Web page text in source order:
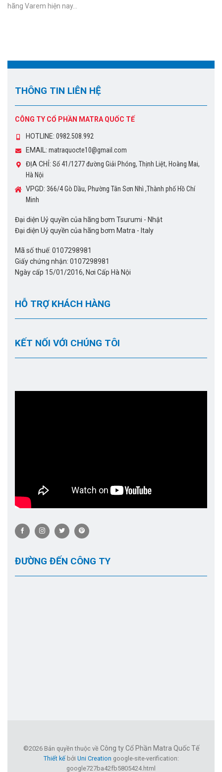
hãng Varem hiện nay...
THÔNG TIN LIÊN HỆ
CÔNG TY CỔ PHẦN MATRA QUỐC TẾ
HOTLINE: 0982.508.992
EMAIL: matraquocte10@gmail.com
ĐỊA CHỈ: Số 41/1277 đường Giải Phóng, Thịnh Liệt, Hoàng Mai,
Hà Nội
VPGD: 366/4 Gò Dầu, Phường Tân Sơn Nhì ,Thành phố Hồ Chí
Minh
Đại diện Uỷ quyền của hãng bơm Tsurumi - Nhật
Đại diện Uỷ quyền của hãng bơm Matra - Italy
Mã số thuế: 0107298981
Giấy chứng nhận: 0107298981
Ngày cấp 15/01/2016, Nơi Cấp Hà Nội
HỖ TRỢ KHÁCH HÀNG
KẾT NỐI VỚI CHÚNG TÔI
ĐƯỜNG ĐẾN CÔNG TY
©2026 Bản quyền thuộc về Công ty Cổ Phần Matra Quốc Tế
Thiết kếbởi Uni Creation google-site-verification:
google727ba42fb5805424.html